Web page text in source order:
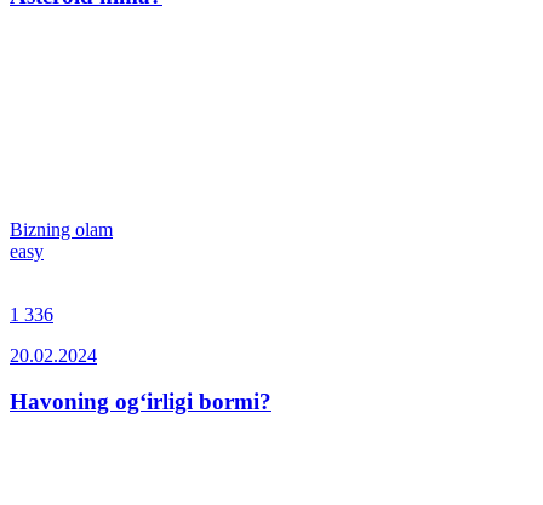
Bizning olam
easy
1 336
20.02.2024
Havoning og‘irligi bormi?